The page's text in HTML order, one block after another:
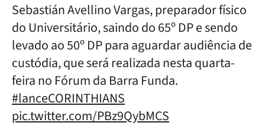
Sebastián Avellino Vargas, preparador físico
do Universitário, saindo do 65º DP e sendo
levado ao 50º DP para aguardar audiência de
custódia, que será realizada nesta quarta-
feira no Fórum da Barra Funda.
#lanceCORINTHIANS
pic.twitter.com/PBz9QybMCS